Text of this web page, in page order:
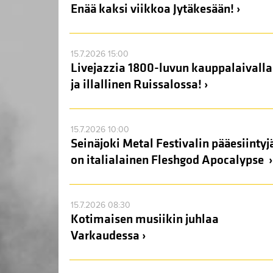
Enää kaksi viikkoa Jytäkesään! ›
15.7.2026 15:00
Livejazzia 1800-luvun kauppalaivalla
ja illallinen Ruissalossa! ›
15.7.2026 10:00
Seinäjoki Metal Festivalin
on italialainen Fleshgod Apocalypse ›
15.7.2026 08:30
Kotimaisen musiikin juhlaa
Varkaudessa ›